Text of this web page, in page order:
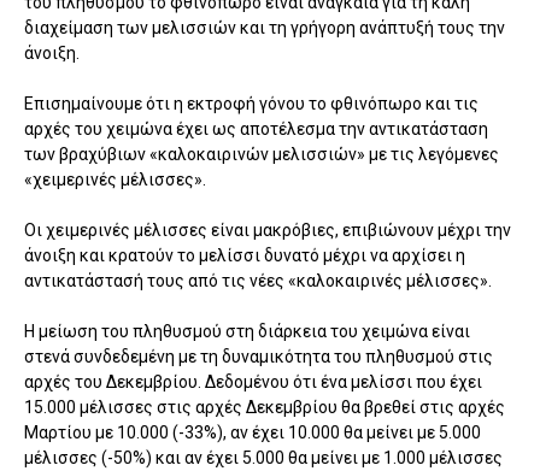
διαχείμαση των μελισσιών και τη γρήγορη ανάπτυξή τους την
άνοιξη.
Επισημαίνουμε ότι η εκτροφή γόνου το φθινόπωρο και τις
αρχές του χειμώνα έχει ως αποτέλεσμα την αντικατάσταση
των βραχύβιων «καλοκαιρινών μελισσιών» με τις λεγόμενες
«χειμερινές μέλισσες».
Οι χειμερινές μέλισσες είναι μακρόβιες, επιβιώνουν μέχρι την
άνοιξη και κρατούν το μελίσσι δυνατό μέχρι να αρχίσει η
αντικατάστασή τους από τις νέες «καλοκαιρινές μέλισσες».
Η μείωση του πληθυσμού στη διάρκεια του χειμώνα είναι
στενά συνδεδεμένη με τη δυναμικότητα του πληθυσμού στις
αρχές του Δεκεμβρίου. Δεδομένου ότι ένα μελίσσι που έχει
15.000 μέλισσες στις αρχές Δεκεμβρίου θα βρεθεί στις αρχές
Μαρτίου με 10.000 (-33%), αν έχει 10.000 θα μείνει με 5.000
μέλισσες (-50%) και αν έχει 5.000 θα μείνει με 1.000 μέλισσες